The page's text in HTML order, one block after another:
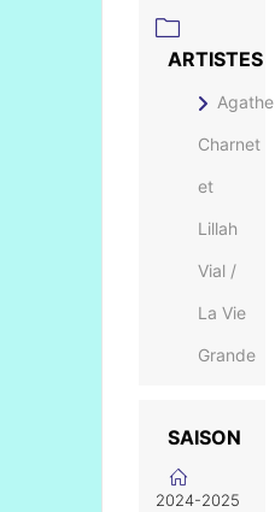
ARTISTES
Agathe
Charnet
et
Lillah
Vial /
La Vie
Grande
SAISON
2024-2025